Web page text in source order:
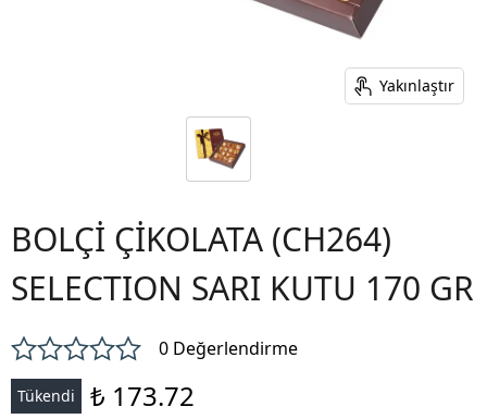
Yakınlaştır
BOLÇİ ÇİKOLATA (CH264)
SELECTION SARI KUTU 170 GR
0 Değerlendirme
Tükendi ₺ 173.72